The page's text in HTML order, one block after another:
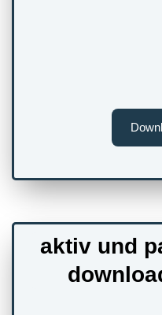
aktiv und